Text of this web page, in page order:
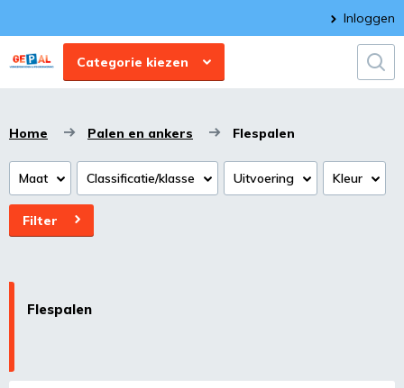
Inloggen
Categorie kiezen
Home Palen en ankers Flespalen
Maat Classificatie/klasse Uitvoering Kleur
Filter
Flespalen